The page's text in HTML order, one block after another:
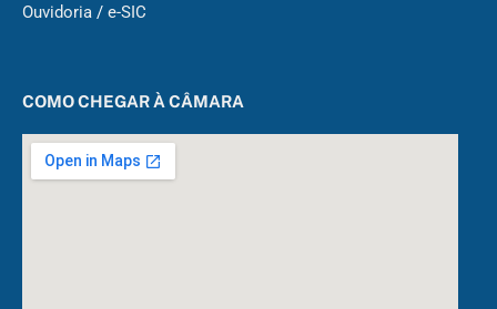
Ouvidoria / e-SIC
COMO CHEGAR À CÂMARA